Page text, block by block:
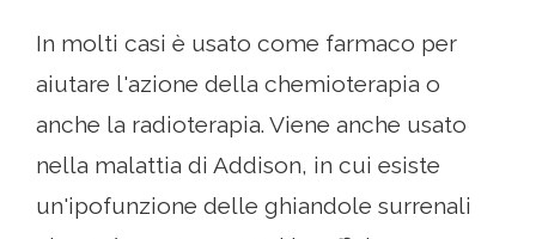
In molti casi è usato come farmaco per
aiutare l'azione della chemioterapia o
anche la radioterapia. Viene anche usato
nella malattia di Addison, in cui esiste
un'ipofunzione delle ghiandole surrenali